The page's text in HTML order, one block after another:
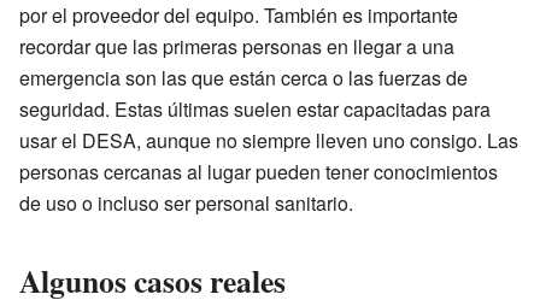
por el proveedor del equipo. También es importante
recordar que las primeras personas en llegar a una
emergencia son las que están cerca o las fuerzas de
seguridad. Estas últimas suelen estar capacitadas para
usar el DESA, aunque no siempre lleven uno consigo. Las
personas cercanas al lugar pueden tener conocimientos
de uso o incluso ser personal sanitario.
Algunos casos reales